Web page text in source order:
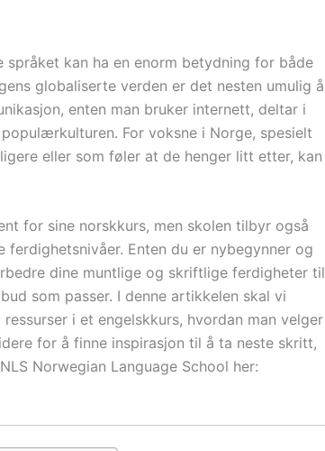
språket kan ha en enorm betydning for både
globaliserte verden er det nesten umulig å
enten man bruker internett, deltar i
For voksne i Norge, spesielt
eller som føler at de henger litt etter, kan
for sine norskkurs, men skolen tilbyr også
Enten du er nybegynner og
dine muntlige og skriftlige ferdigheter til
som passer. I denne artikkelen skal vi
i et engelskkurs, hvordan man velger
for å finne inspirasjon til å ta neste skritt,
Norwegian Language School her: